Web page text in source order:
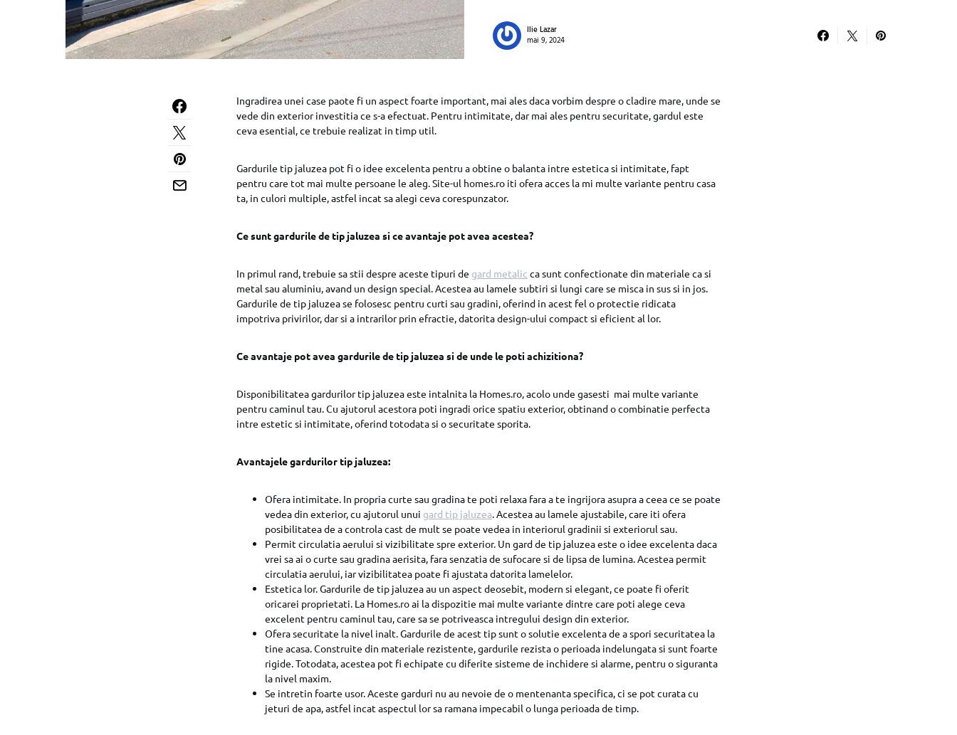
Ilie Lazar
mai 9, 2024
Ingradirea unei case paote fi un aspect foarte important, mai ales daca vorbim despre o cladire mare, unde se
vede din exterior investitia ce s-a efectuat. Pentru intimitate, dar mai ales pentru securitate, gardul este
ceva esential, ce trebuie realizat in timp util.
Gardurile tip jaluzea pot fi o idee excelenta pentru a obtine o balanta intre estetica si intimitate, fapt
pentru care tot mai multe persoane le aleg. Site-ul homes.ro iti ofera acces la mi multe variante pentru casa
ta, in culori multiple, astfel incat sa alegi ceva corespunzator.
Ce sunt gardurile de tip jaluzea si ce avantaje pot avea acestea?
In primul rand, trebuie sa stii despre aceste tipuri de gard metalic ca sunt confectionate din materiale ca si
metal sau aluminiu, avand un design special. Acestea au lamele subtiri si lungi care se misca in sus si in jos.
Gardurile de tip jaluzea se folosesc pentru curti sau gradini, oferind in acest fel o protectie ridicata
impotriva privirilor, dar si a intrarilor prin efractie, datorita design-ului compact si eficient al lor.
Ce avantaje pot avea gardurile de tip jaluzea si de unde le poti achizitiona?
Disponibilitatea gardurilor tip jaluzea este intalnita la Homes.ro, acolo unde gasesti mai multe variante
pentru caminul tau. Cu ajutorul acestora poti ingradi orice spatiu exterior, obtinand o combinatie perfecta
intre estetic si intimitate, oferind totodata si o securitate sporita.
Avantajele gardurilor tip jaluzea:
Ofera intimitate. In propria curte sau gradina te poti relaxa fara a te ingrijora asupra a ceea ce se poate
vedea din exterior, cu ajutorul unui gard tip jaluzea. Acestea au lamele ajustabile, care iti ofera
posibilitatea de a controla cast de mult se poate vedea in interiorul gradinii si exteriorul sau.
Permit circulatia aerului si vizibilitate spre exterior. Un gard de tip jaluzea este o idee excelenta daca
vrei sa ai o curte sau gradina aerisita, fara senzatia de sufocare si de lipsa de lumina. Acestea permit
circulatia aerului, iar vizibilitatea poate fi ajustata datorita lamelelor.
Estetica lor. Gardurile de tip jaluzea au un aspect deosebit, modern si elegant, ce poate fi oferit
oricarei proprietati. La Homes.ro ai la dispozitie mai multe variante dintre care poti alege ceva
excelent pentru caminul tau, care sa se potriveasca intregului design din exterior.
Ofera securitate la nivel inalt. Gardurile de acest tip sunt o solutie excelenta de a spori securitatea la
tine acasa. Construite din materiale rezistente, gardurile rezista o perioada indelungata si sunt foarte
rigide. Totodata, acestea pot fi echipate cu diferite sisteme de inchidere si alarme, pentru o siguranta
la nivel maxim.
Se intretin foarte usor. Aceste garduri nu au nevoie de o mentenanta specifica, ci se pot curata cu
jeturi de apa, astfel incat aspectul lor sa ramana impecabil o lunga perioada de timp.